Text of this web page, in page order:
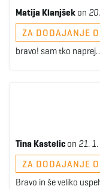
Matija Klanjšek on
ZA DODAJANJE
bravo! sam tko
Tina Kastelic on 21.
ZA DODAJANJE
Bravo in še veliko